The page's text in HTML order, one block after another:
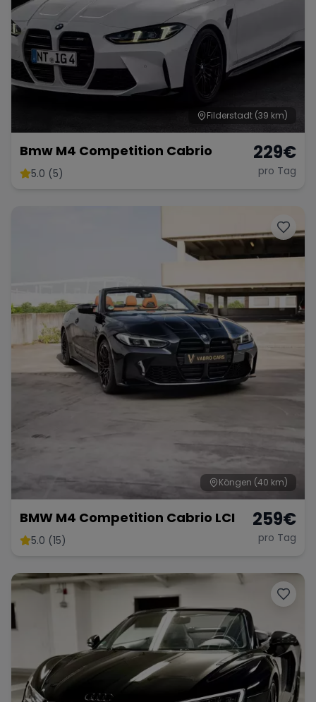
Filderstadt (39 km)
Bmw M4 Competition Cabrio
5.0 (5)
229€
pro Tag
Köngen (40 km)
BMW M4 Competition Cabrio LCI
5.0 (15)
259€
pro Tag